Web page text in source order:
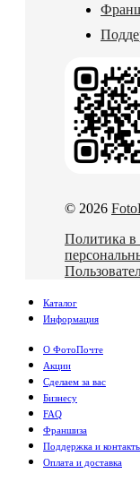
© 2026
Политика в
Каталог
Информация
О ФотоПочте
Акции
Сделаем за вас
Бизнесу
FAQ
Франшиза
Поддержка и
Оплата и доставка